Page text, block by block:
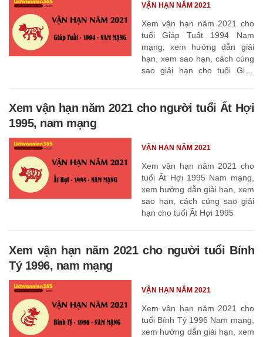
Xem vận hạn năm 2021 cho
tuổi Giáp Tuất 1994 Nam
mạng, xem hướng dẫn giải
hạn, xem sao hạn, cách cúng
sao giải hạn cho tuổi Giáp
VẬN HẠN NĂM 2021
Xem vận hạn năm 2021 cho người tuổi Ất Hợi
1995, nam mạng
Xem vận hạn năm 2021 cho
tuổi Ất Hợi 1995 Nam mạng,
xem hướng dẫn giải hạn, xem
sao hạn, cách cúng sao giải
hạn cho tuổi Ất Hợi 1995
VẬN HẠN NĂM 2021
Xem vận hạn năm 2021 cho người tuổi Bính
Tý 1996, nam mạng
Xem vận hạn năm 2021 cho
tuổi Bính Tý 1996 Nam mạng,
xem hướng dẫn giải hạn, xem
VẬN HẠN NĂM 2021